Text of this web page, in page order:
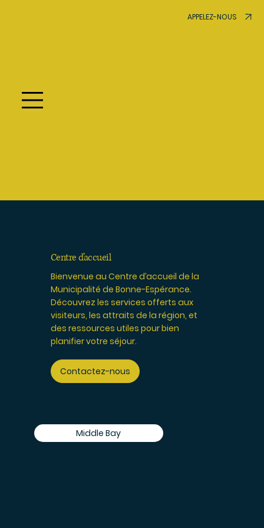
APPELEZ-NOUS
Centre d’accueil
Bienvenue au Centre d’accueil de la
Municipalité de Bonne-Espérance.
Découvrez les services offerts aux
visiteurs, les attraits de la région, et
des ressources utiles pour bien
planifier votre séjour.
Contactez-nous
Middle Bay